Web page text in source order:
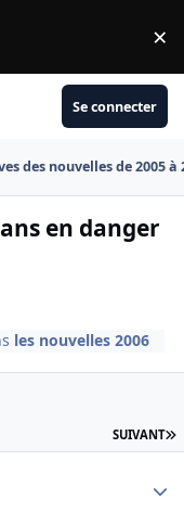
×
Se connecter
des nouvelles de 2005 à
en danger
les nouvelles 2006
SUIVANT